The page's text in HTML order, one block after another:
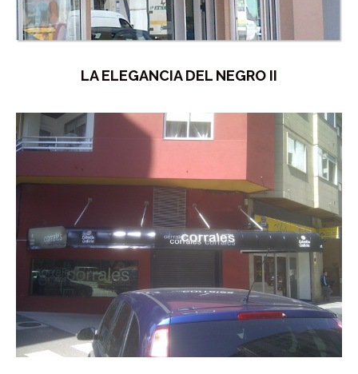
LA ELEGANCIA DEL NEGRO II